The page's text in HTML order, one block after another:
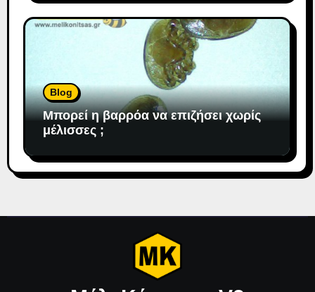
Blog
Μπορεί η βαρρόα να επιζήσει χωρίς
μέλισσες ;